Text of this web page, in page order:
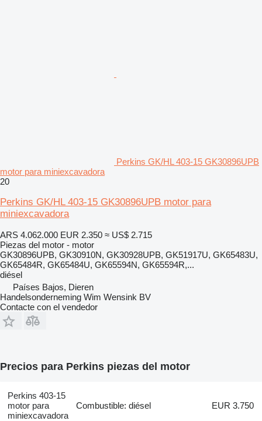
Perkins GK/HL 403-15 GK30896UPB
motor para miniexcavadora
20
Perkins GK/HL 403-15 GK30896UPB motor para
miniexcavadora
ARS 4.062.000 EUR 2.350 ≈ US$ 2.715
Piezas del motor - motor
GK30896UPB, GK30910N, GK30928UPB, GK51917U, GK65483U,
GK65484R, GK65484U, GK65594N, GK65594R,...
diésel
Países Bajos, Dieren
Handelsonderneming Wim Wensink BV
Contacte con el vendedor
Precios para Perkins piezas del motor
Perkins 403-15
motor para
miniexcavadora
Combustible: diésel EUR 3.750